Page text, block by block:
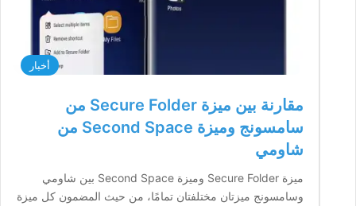
أخبار
مقارنة بين ميزة Secure Folder من
سامسونج وميزة Second Space من
شاومي
ميزة Secure Folder وميزة Second Space بين شاومي
وسامسونج ميزتان مختلفتان تمامًا، من حيث المضمون كل ميزة